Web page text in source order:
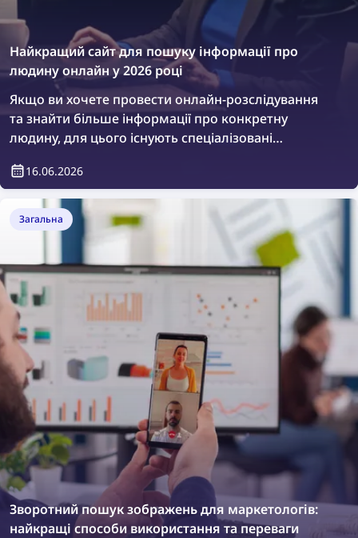
Найкращий сайт для пошуку інформації про
людину онлайн у 2026 році
Якщо ви хочете провести онлайн-розслідування
та знайти більше інформації про конкретну
людину, для цього існують спеціалізовані
для пошуку інформації про людину онлайн.
16.06.2026
Загальна
Зворотний пошук зображень для маркетологів:
найкращі способи використання та переваги